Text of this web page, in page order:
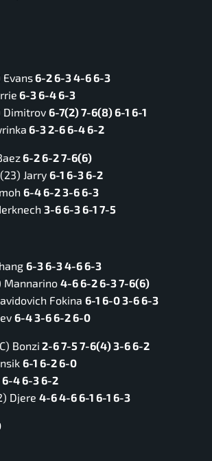
Evans6-2 6-3 4-6 6-3
6-3 6-4 6-3
Dimitrov 6-7(2) 7-6(8) 6-1 6-1
6-3 2-6 6-4 6-2
6-2 6-2 7-6(6)
Jarry 6-1 6-3 6-2
6-4 6-2 3-6 6-3
3-6 6-3 6-1 7-5
6-3 6-3 4-6 6-3
Mannarino 4-6 6-2 6-3 7-6(6)
Fokina 6-1 6-0 3-6 6-3
6-4 3-6 6-2 6-0
Bonzi 2-6 7-5 7-6(4) 3-6 6-2
6-1 6-2 6-0
6-4 6-3 6-2
Djere 4-6 4-6 6-1 6-1 6-3